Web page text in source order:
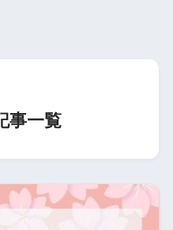
事一覧